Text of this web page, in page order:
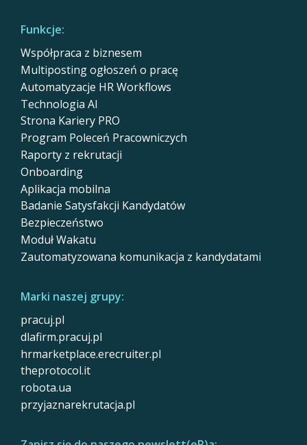
Funkcje:
Współpraca z biznesem
Multiposting ogłoszeń o pracę
Automatyzacje HR Workflows
Technologia AI
Strona Kariery PRO
Program Poleceń Pracowniczych
Raporty z rekrutacji
Onboarding
Aplikacja mobilna
Badanie Satysfakcji Kandydatów
Bezpieczeństwo
Moduł Wakatu
Zautomatyzowana komunikacja z kandydatami
Marki naszej grupy:
pracuj.pl
dlafirm.pracuj.pl
hrmarketplace.erecruiter.pl
theprotocol.it
robota.ua
przyjaznarekrutacja.pl